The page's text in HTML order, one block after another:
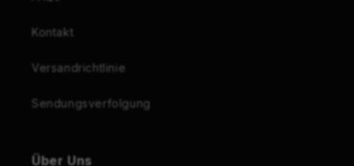
Kontakt
Versandrichtlinie
Sendungsverfolgung
Über Uns